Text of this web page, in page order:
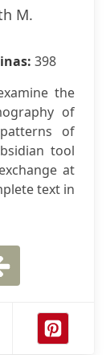
M.
398
the
of
of
tool
at
text in